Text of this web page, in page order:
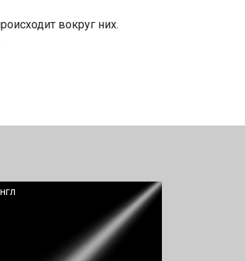
вокруг них.